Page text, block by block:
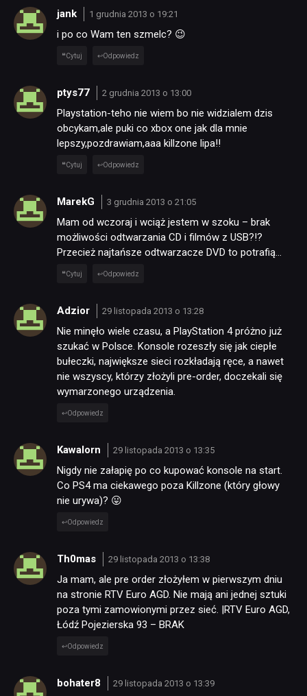
jank 1 grudnia 2013 o 19:21
i po co Wam ten szmelc? 😉
Cytuj Odpowiedz
ptys77 2 grudnia 2013 o 13:00
Playstation-teho nie wiem bo nie widzialem dzis
obcykam,ale puki co xbox one jak dla mnie
lepszy,pozdrawiam,aaa killzone lipa!!
Cytuj Odpowiedz
MarekG 3 grudnia 2013 o 21:05
Mam od wczoraj i wciąż jestem w szoku – brak
możliwości odtwarzania CD i filmów z USB?!?
Przecież najtańsze odtwarzacze DVD to potrafią…
Cytuj Odpowiedz
Adzior 29 listopada 2013 o 13:28
Nie minęło wiele czasu, a PlayStation 4 próżno już
szukać w Polsce. Konsole rozeszły się jak ciepłe
bułeczki, największe sieci rozkładają ręce, a nawet
nie wszyscy, którzy złożyli pre-order, doczekali się
wymarzonego urządzenia.
Odpowiedz
Kawalorn 29 listopada 2013 o 13:35
Nigdy nie załapię po co kupować konsole na start.
Co PS4 ma ciekawego poza Killzone (który głowy
nie urywa)? 😛
Odpowiedz
Th0mas 29 listopada 2013 o 13:38
Ja mam, ale pre order złożyłem w pierwszym dniu
na stronie RTV Euro AGD. Nie mają ani jednej sztuki
poza tymi zamowionymi przez sieć. |RTV Euro AGD,
Łódź Pojezierska 93 – BRAK
Odpowiedz
bohater8 29 listopada 2013 o 13:39